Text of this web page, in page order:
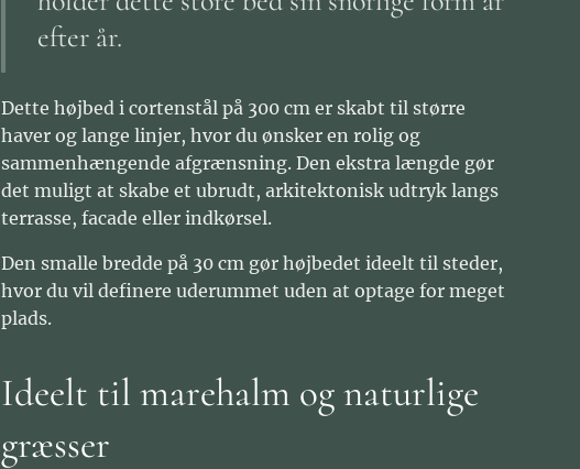
efter år.
Dette højbed i cortenstål på 300 cm er skabt til større
haver og lange linjer, hvor du ønsker en rolig og
sammenhængende afgrænsning. Den ekstra længde gør
det muligt at skabe et ubrudt, arkitektonisk udtryk langs
terrasse, facade eller indkørsel.
Den smalle bredde på 30 cm gør højbedet ideelt til steder,
hvor du vil definere uderummet uden at optage for meget
plads.
Ideelt til marehalm og naturlige
græsser